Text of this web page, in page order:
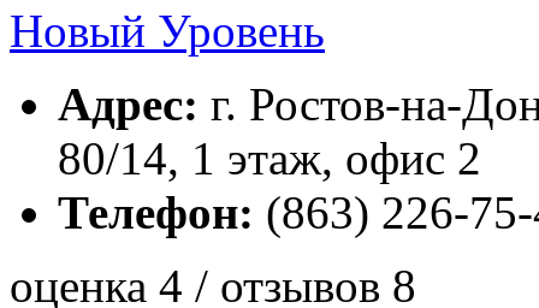
Новый Уровень
Адрес: г. Ростов-на-
80/14, 1 этаж, офис 2
Телефон: (863) 226-
оценка 4 / отзывов 8